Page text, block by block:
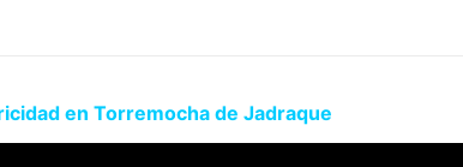
en Torremocha de Jadraque